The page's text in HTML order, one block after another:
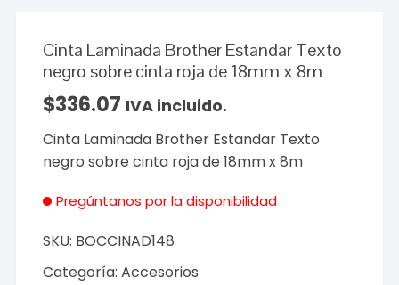
Cinta Laminada Brother Estandar Texto
negro sobre cinta roja de 18mm x 8m
$336.07 IVA incluido.
Cinta Laminada Brother Estandar Texto
negro sobre cinta roja de 18mm x 8m
Pregúntanos por la disponibilidad
SKU: BOCCINAD148
Categoría:Accesorios